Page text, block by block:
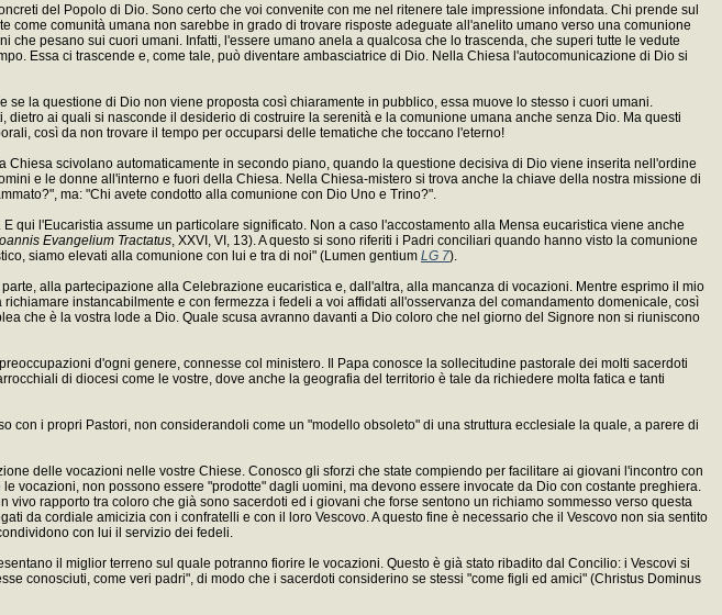
del Popolo di Dio. Sono certo che voi convenite con me nel ritenere tale impressione infondata. Chi prende sul
comunità umana non sarebbe in grado di trovare risposte adeguate all'anelito umano verso una comunione
pesano sui cuori umani. Infatti, l'essere umano anela a qualcosa che lo trascenda, che superi tutte le vedute
Essa ci trascende e, come tale, può diventare ambasciatrice di Dio. Nella Chiesa l'autocomunicazione di Dio si
la questione di Dio non viene proposta così chiaramente in pubblico, essa muove lo stesso i cuori umani.
ai quali si nasconde il desiderio di costruire la serenità e la comunione umana anche senza Dio. Ma questi
così da non trovare il tempo per occuparsi delle tematiche che toccano l'eterno!
scivolano automaticamente in secondo piano, quando la questione decisiva di Dio viene inserita nell'ordine
e le donne all'interno e fuori della Chiesa. Nella Chiesa-mistero si trova anche la chiave della nostra missione di
ma: "Chi avete condotto alla comunione con Dio Uno e Trino?".
l'Eucaristia assume un particolare significato. Non a caso l'accostamento alla Mensa eucaristica viene anche
Evangelium Tractatus , XXVI, VI, 13). A questo si sono riferiti i Padri conciliari quando hanno visto la comunione
siamo elevati alla comunione con lui e tra di noi" (Lumen gentium LG 7).
alla partecipazione alla Celebrazione eucaristica e, dall'altra, alla mancanza di vocazioni. Mentre esprimo il mio
instancabilmente e con fermezza i fedeli a voi affidati all'osservanza del comandamento domenicale, così
che è la vostra lode a Dio. Quale scusa avranno davanti a Dio coloro che nel giorno del Signore non si riuniscono
d'ogni genere, connesse col ministero. Il Papa conosce la sollecitudine pastorale dei molti sacerdoti
di diocesi come le vostre, dove anche la geografia del territorio è tale da richiedere molta fatica e tanti
i propri Pastori, non considerandoli come un "modello obsoleto" di una struttura ecclesiale la quale, a parere di
delle vocazioni nelle vostre Chiese. Conosco gli sforzi che state compiendo per facilitare ai giovani l'incontro con
non possono essere "prodotte" dagli uomini, ma devono essere invocate da Dio con costante preghiera.
rapporto tra coloro che già sono sacerdoti ed i giovani che forse sentono un richiamo sommesso verso questa
da cordiale amicizia con i confratelli e con il loro Vescovo. A questo fine è necessario che il Vescovo non sia sentito
con lui il servizio dei fedeli.
il miglior terreno sul quale potranno fiorire le vocazioni. Questo è già stato ribadito dal Concilio: i Vescovi si
conosciuti, come veri padri", di modo che i sacerdoti considerino se stessi "come figli ed amici" (Christus Dominus